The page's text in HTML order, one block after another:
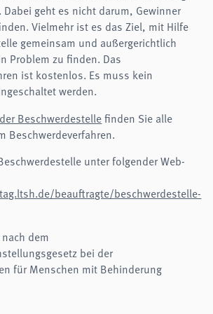
geht es nicht darum, Gewinner
Vielmehr ist es das Ziel, mit Hilfe
gemeinsam und außergerichtlich
Problem zu finden. Das
ist kostenlos. Es muss kein
werden.
Beschwerdestellefinden Sie alle
Beschwerdeverfahren.
unter folgender Web-
beauftragte/beschwerdestelle-
dem
bei der
für Menschen mit Behinderung